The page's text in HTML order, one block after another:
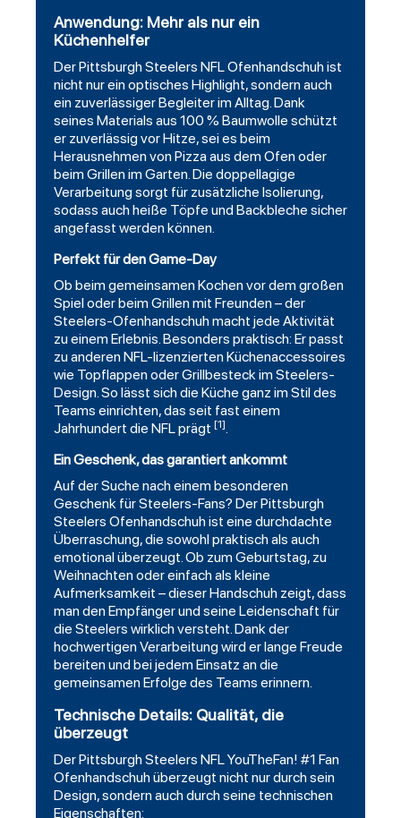
Anwendung: Mehr als nur ein
Küchenhelfer
Der Pittsburgh Steelers NFL Ofenhandschuh ist
nicht nur ein optisches Highlight, sondern auch
ein zuverlässiger Begleiter im Alltag. Dank
seines Materials aus 100 % Baumwolle schützt
er zuverlässig vor Hitze, sei es beim
Herausnehmen von Pizza aus dem Ofen oder
beim Grillen im Garten. Die doppellagige
Verarbeitung sorgt für zusätzliche Isolierung,
sodass auch heiße Töpfe und Backbleche sicher
angefasst werden können.
Perfekt für den Game-Day
Ob beim gemeinsamen Kochen vor dem großen
Spiel oder beim Grillen mit Freunden – der
Steelers-Ofenhandschuh macht jede Aktivität
zu einem Erlebnis. Besonders praktisch: Er passt
zu anderen NFL-lizenzierten Küchenaccessoires
wie Topflappen oder Grillbesteck im Steelers-
Design. So lässt sich die Küche ganz im Stil des
Teams einrichten, das seit fast einem
Jahrhundert die NFL prägt [1].
Ein Geschenk, das garantiert ankommt
Auf der Suche nach einem besonderen
Geschenk für Steelers-Fans? Der Pittsburgh
Steelers Ofenhandschuh ist eine durchdachte
Überraschung, die sowohl praktisch als auch
emotional überzeugt. Ob zum Geburtstag, zu
Weihnachten oder einfach als kleine
Aufmerksamkeit – dieser Handschuh zeigt, dass
man den Empfänger und seine Leidenschaft für
die Steelers wirklich versteht. Dank der
hochwertigen Verarbeitung wird er lange Freude
bereiten und bei jedem Einsatz an die
gemeinsamen Erfolge des Teams erinnern.
Technische Details: Qualität, die
überzeugt
Der Pittsburgh Steelers NFL YouTheFan! #1 Fan
Ofenhandschuh überzeugt nicht nur durch sein
Design, sondern auch durch seine technischen
Eigenschaften: